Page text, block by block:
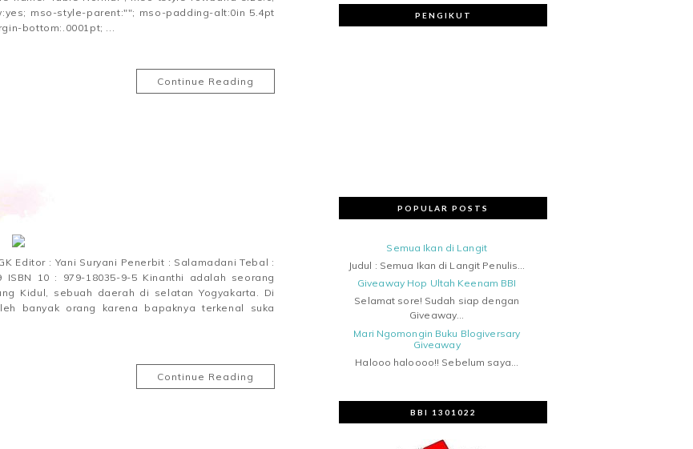
mso-style-parent:""; mso-padding-alt:0in 5.4pt
bottom:.0001pt; ...
Continue Reading
Editor : Yani Suryani Penerbit : Salamadani Tebal :
10 : 979-18035-9-5 Kinanthi adalah seorang
Kidul, sebuah daerah di selatan Yogyakarta. Di
banyak orang karena bapaknya terkenal suka
Continue Reading
PENGIKUT
POPULAR POSTS
Semua Ikan di Langit
Judul : Semua Ikan di Langit Penulis...
Giveaway Hop Ultah Keenam BBI
Selamat sore! Sudah siap dengan
Giveaway...
Mari Ngomongin Buku Blogiversary
Giveaway
Halooo haloooo!! Sebelum saya...
BBI 1301022